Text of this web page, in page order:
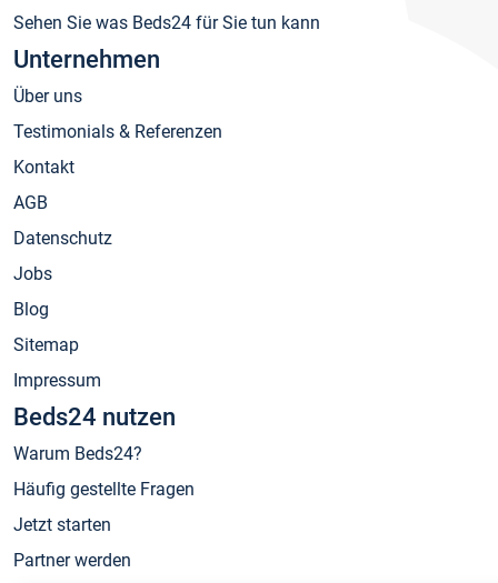
Sehen Sie was Beds24 für Sie tun kann
Unternehmen
Über uns
Testimonials & Referenzen
Kontakt
AGB
Datenschutz
Jobs
Blog
Sitemap
Impressum
Beds24 nutzen
Warum Beds24?
Häufig gestellte Fragen
Jetzt starten
Partner werden